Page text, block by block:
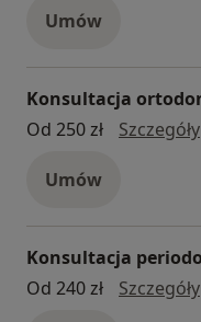
Umów
Konsultacja
Od 250 zł
Szczegóły
Umów
Konsultacja
Od 240 zł
Szczegóły